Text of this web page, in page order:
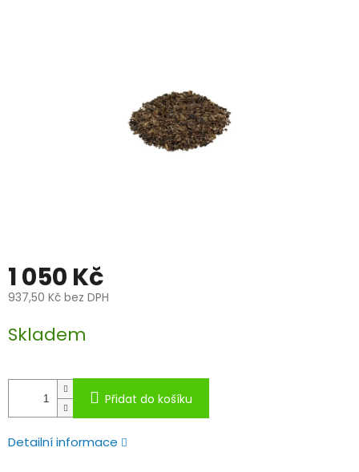
1 050 Kč
937,50 Kč bez DPH
cena:
Skladem
Přidat do košíku
Detailní informace